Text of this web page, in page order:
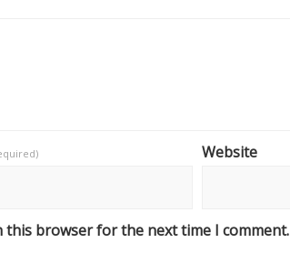
Website
this browser for the next time I comment.